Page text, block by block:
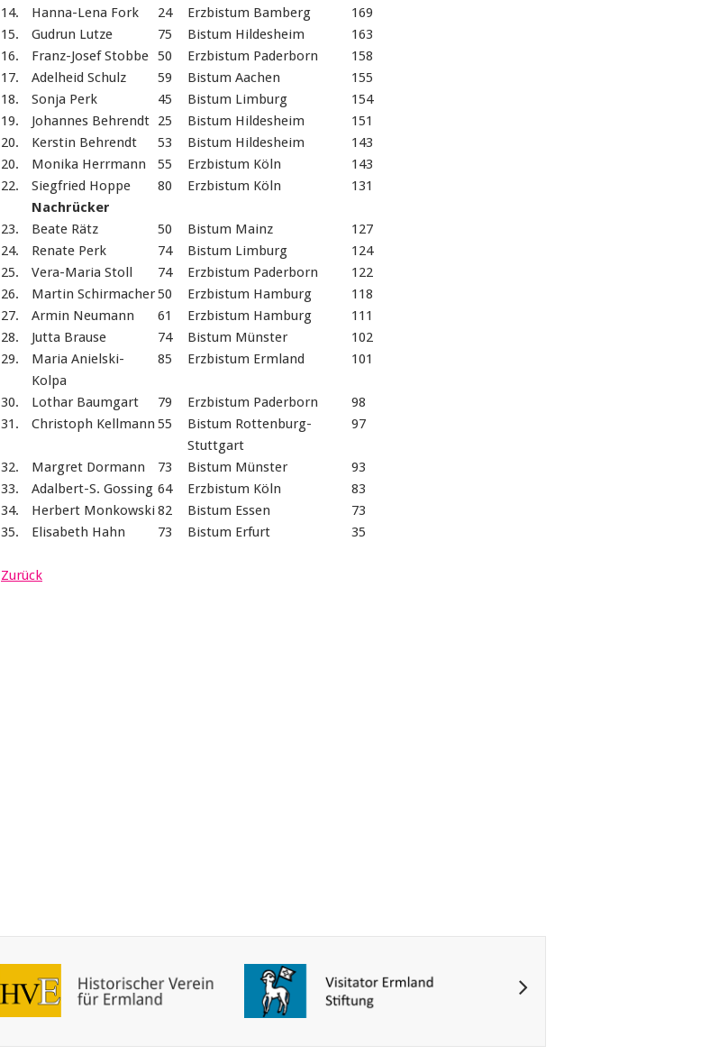
14.
Hanna-Lena Fork 24 Erzbistum Bamberg
169
15.
Gudrun Lutze 75 Bistum Hildesheim
163
16.
Franz-Josef Stobbe 50 Erzbistum Paderborn
158
17.
Adelheid Schulz 59 Bistum Aachen
155
18.
Sonja Perk 45 Bistum Limburg
154
19.
Johannes Behrendt 25 Bistum Hildesheim
151
20.
Kerstin Behrendt 53 Bistum Hildesheim
143
20.
Monika Herrmann 55 Erzbistum Köln
143
22.
Siegfried Hoppe 80 Erzbistum Köln
131
Nachrücker
23.
Beate Rätz 50 Bistum Mainz
127
24.
Renate Perk 74 Bistum Limburg
124
25.
Vera-Maria Stoll 74 Erzbistum Paderborn
122
26.
Martin Schirmacher50 Erzbistum Hamburg
118
27.
Armin Neumann 61 Erzbistum Hamburg
111
28.
Jutta Brause 74 Bistum Münster
102
29.
Maria Anielski-
Kolpa
85 Erzbistum Ermland 101
30. Lothar Baumgart 79 Erzbistum Paderborn
98
31.
Christoph Kellmann 55
Bistum Rottenburg-
Stuttgart
97
32. Margret Dormann 73 Bistum Münster
93
33.
Adalbert-S. Gossing 64 Erzbistum Köln
83
34.
Herbert Monkowski82 Bistum Essen
73
35.
Elisabeth Hahn 73 Bistum Erfurt 35
Zurück